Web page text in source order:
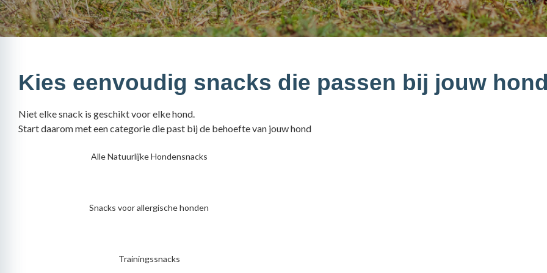
Kies eenvoudig snacks die passen bij jouw
Niet elke snack is geschikt voor elke hond.
Start daarom met een categorie die past bij de behoefte van jouw hond
Alle Natuurlijke Hondensnacks
Snacks voor allergische honden
Trainingssnacks